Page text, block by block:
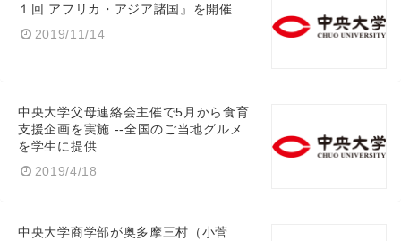
１回 アフリカ・アジア諸国』を開催
2019/11/14
中央大学父母連絡会主催で5月から食育
支援企画を実施 --全国のご当地グルメ
を学生に提供
2019/4/18
中央大学商学部が奥多摩三村（小菅